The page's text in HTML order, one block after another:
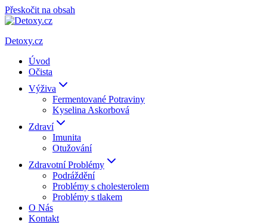
Přeskočit na obsah
Detoxy.cz
Úvod
Očista
Výživa
Fermentované Potraviny
Kyselina Askorbová
Zdraví
Imunita
Otužování
Zdravotní Problémy
Podráždění
Problémy s cholesterolem
Problémy s tlakem
O Nás
Kontakt